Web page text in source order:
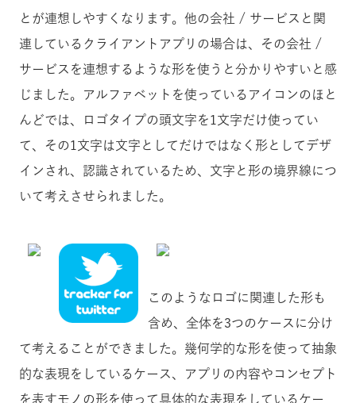
とが連想しやすくなります。他の会社 / サービスと関
連しているクライアントアプリの場合は、その会社 /
サービスを連想するような形を使うと分かりやすいと感
じました。アルファベットを使っているアイコンのほと
んどでは、ロゴタイプの頭文字を1文字だけ使ってい
て、その1文字は文字としてだけではなく形としてデザ
インされ、認識されているため、文字と形の境界線につ
いて考えさせられました。
このようなロゴに関連した形も
含め、全体を3つのケースに分け
て考えることができました。幾何学的な形を使って抽象
的な表現をしているケース、アプリの内容やコンセプト
を表すモノの形を使って具体的な表現をしているケー